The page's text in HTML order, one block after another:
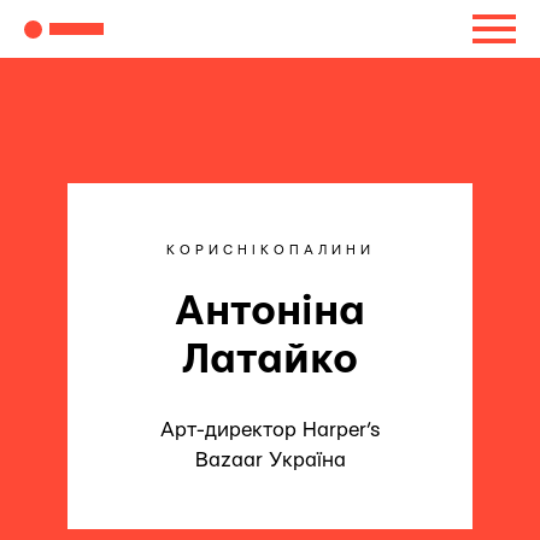
КОРИСНІКОПАЛИНИ
Антоніна
Латайко
Арт-директор Harper’s
Bazaar Україна